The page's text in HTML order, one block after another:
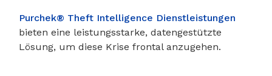
Purchek® Theft Intelligence Dienstleistungen
bieten eine leistungsstarke, datengestützte
Lösung, um diese Krise frontal anzugehen.